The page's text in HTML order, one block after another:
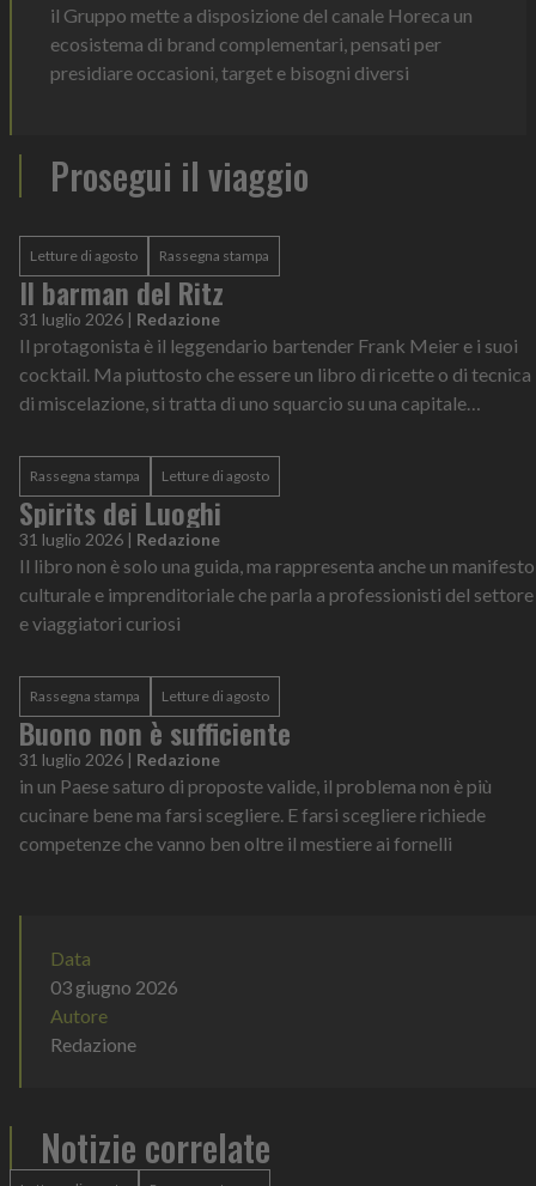
il Gruppo mette a disposizione del canale Horeca un
ecosistema di brand complementari, pensati per
presidiare occasioni, target e bisogni diversi
Prosegui il viaggio
Letture di agosto Rassegna stampa
Il barman del Ritz
31 luglio 2026 | Redazione
Il protagonista è il leggendario bartender Frank Meier e i suoi
cocktail. Ma piuttosto che essere un libro di ricette o di tecnica
di miscelazione, si tratta di uno squarcio su una capitale
Rassegna stampa Letture di agosto
Spirits dei Luoghi
31 luglio 2026 | Redazione
Il libro non è solo una guida, ma rappresenta anche un manifesto
culturale e imprenditoriale che parla a professionisti del settore
e viaggiatori curiosi
Rassegna stampa Letture di agosto
Buono non è sufficiente
31 luglio 2026 | Redazione
in un Paese saturo di proposte valide, il problema non è più
cucinare bene ma farsi scegliere. E farsi scegliere richiede
competenze che vanno ben oltre il mestiere ai fornelli
Data
03 giugno 2026
Autore
Redazione
Notizie correlate